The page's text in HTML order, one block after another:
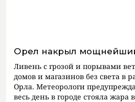
Орел накрыл
Ливень с грозой и порывами
домов и магазинов без света в
Орла. Метеорологи
весь день в городе стояла жара